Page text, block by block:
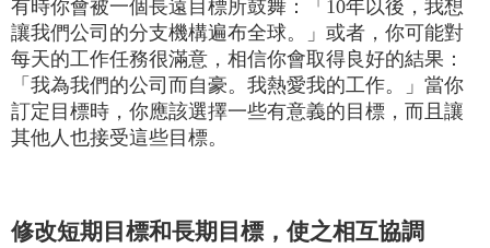
有時你會被一個長遠目標所鼓舞：「10年以後，我想
讓我們公司的分支機構遍布全球。」或者，你可能對
每天的工作任務很滿意，相信你會取得良好的結果：
「我為我們的公司而自豪。我熱愛我的工作。」當你
訂定目標時，你應該選擇一些有意義的目標，而且讓
其他人也接受這些目標。
修改短期目標和長期目標，使之相互協調